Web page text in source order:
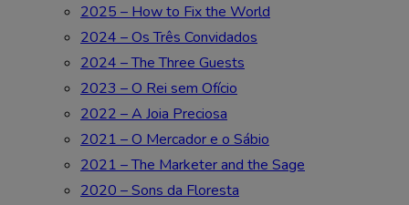
2025 – How to Fix the World
2024 – Os Três Convidados
2024 – The Three Guests
2023 – O Rei sem Ofício
2022 – A Joia Preciosa
2021 – O Mercador e o Sábio
2021 – The Marketer and the Sage
2020 – Sons da Floresta